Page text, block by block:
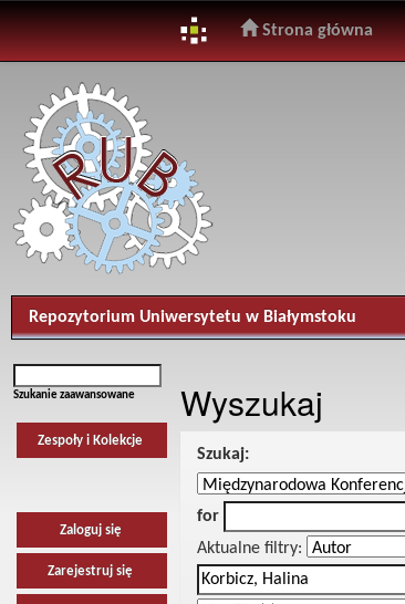
navigation
Strona główna
Repozytorium Uniwersytetu w Białymstoku
Szukanie zaawansowane
Zespoły i Kolekcje
Zaloguj się
Zarejestruj się
Wyszukaj
Szukaj:
for
Aktualne filtry: